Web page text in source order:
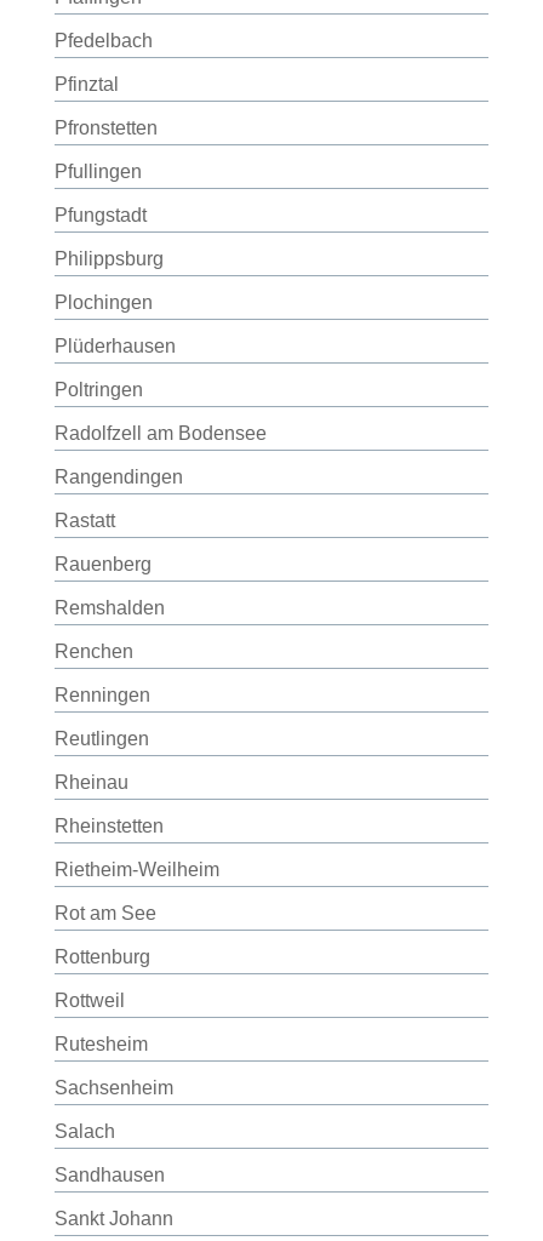
Pfedelbach
Pfinztal
Pfronstetten
Pfullingen
Pfungstadt
Philippsburg
Plochingen
Plüderhausen
Poltringen
Radolfzell am Bodensee
Rangendingen
Rastatt
Rauenberg
Remshalden
Renchen
Renningen
Reutlingen
Rheinau
Rheinstetten
Rietheim-Weilheim
Rot am See
Rottenburg
Rottweil
Rutesheim
Sachsenheim
Salach
Sandhausen
Sankt Johann